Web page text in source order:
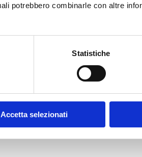
potrebbero combinarle con altre
Statistiche
Accetta selezionati